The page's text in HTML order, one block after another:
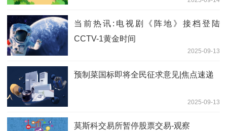
当前热讯:电视剧《阵地》接档登陆
CCTV-1黄金时间
2025-09-13
预制菜国标即将全民征求意见|焦点速递
2025-09-13
莫斯科交易所暂停股票交易-观察